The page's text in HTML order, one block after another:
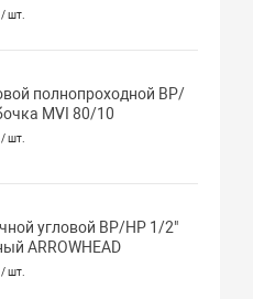
/ шт.
полнопроходной ВР/
MVI 80/10
/ шт.
угловой ВР/НР 1/2"
ARROWHEAD
/ шт.